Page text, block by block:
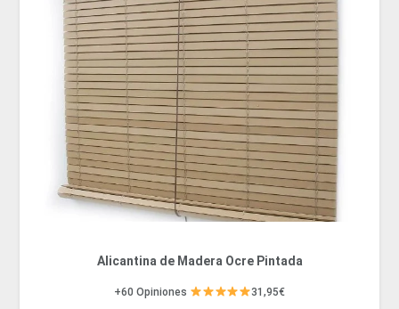
Alicantina de Madera Ocre Pintada
+60 Opiniones 31,95€